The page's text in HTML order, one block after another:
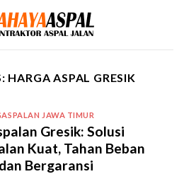
HARGA ASPAL GRESIK
JAWA TIMUR
Gresik: Solusi
Kuat, Tahan Beban
Bergaransi